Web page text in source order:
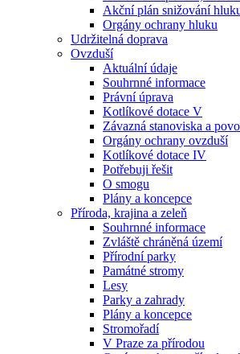
Akční plán snižování
Orgány ochrany hluku
Udržitelná doprava
Ovzduší
Aktuální údaje
Souhrnné informace
Právní úprava
Kotlíkové dotace V
Závazná stanoviska a
Orgány ochrany ovzduší
Kotlíkové dotace IV
Potřebuji řešit
O smogu
Plány a koncepce
Příroda, krajina a zeleň
Souhrnné informace
Zvláště chráněná území
Přírodní parky
Památné stromy
Lesy
Parky a zahrady
Plány a koncepce
Stromořadí
V Praze za přírodou